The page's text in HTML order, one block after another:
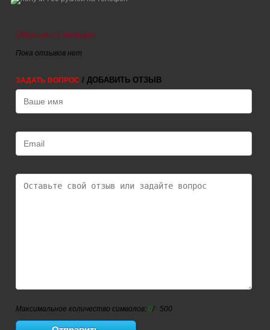
Отзывы о товаре
Пока отзывов нет
ЗАДАТЬ ВОПРОС / ДОБАВИТЬ ОТЗЫВ
Максимальное количество символов: 0/ 500